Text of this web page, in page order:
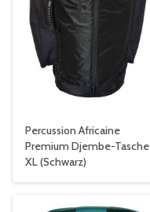
Percussion Africaine
Premium Djembe-Tasche
XL (Schwarz)